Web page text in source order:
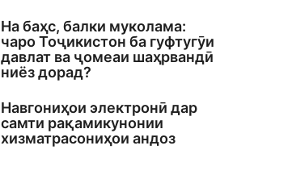
На баҳс, балки муколама:
чаро Тоҷикистон ба гуфтугӯи
давлат ва ҷомеаи шаҳрвандӣ
ниёз дорад?
Навгониҳои электронӣ дар
самти рақамикунонии
хизматрасониҳои андоз